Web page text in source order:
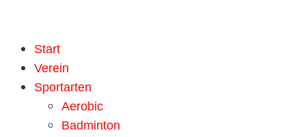
Start
Verein
Sportarten
Aerobic
Badminton